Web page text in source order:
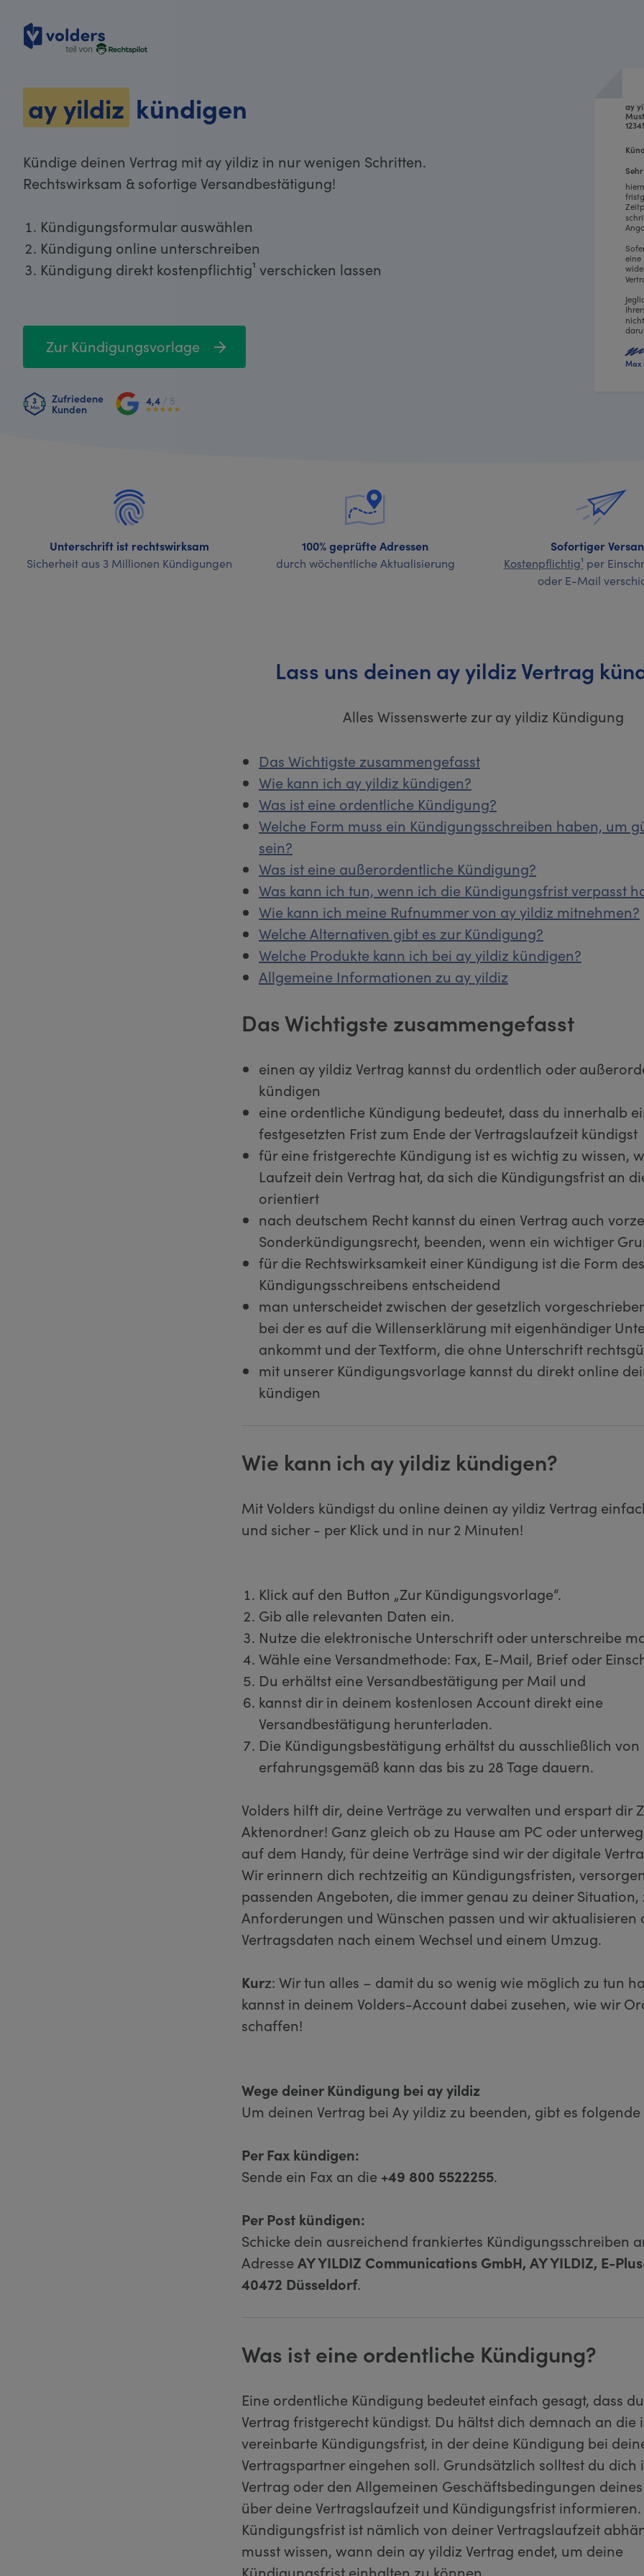
ay yildiz kündigen
Kündige deinen Vertrag mit ay yildiz in nur wenigen Schritten.
Rechtswirksam & sofortige Versandbestätigung!
Kündigungsformular auswählen
Kündigung online unterschreiben
Kündigung direkt kostenpflichtig¹ verschicken lassen
Zur Kündigungsvorlage
Zufriedene
Kunden
4,4 / 5
ay
eine
Max
Unterschrift ist rechtswirksam
Sicherheit aus 3 Millionen Kündigungen
100% geprüfte Adressen
durch wöchentliche Aktualisierung
Sofortiger
Kostenpflichtig¹ per
oder E-Mail
Lass uns deinen ay yildiz Vertrag
Alles Wissenswerte zur ay yildiz Kündigung
Das Wichtigste zusammengefasst
Wie kann ich ay yildiz kündigen?
Was ist eine ordentliche Kündigung?
Welche Form muss ein Kündigungsschreiben haben, um
sein?
Was ist eine außerordentliche Kündigung?
Was kann ich tun, wenn ich die Kündigungsfrist verpasst
Wie kann ich meine Rufnummer von ay yildiz mitnehmen?
Welche Alternativen gibt es zur Kündigung?
Welche Produkte kann ich bei ay yildiz kündigen?
Allgemeine Informationen zu ay yildiz
Das Wichtigste zusammengefasst
einen ay yildiz Vertrag kannst du ordentlich oder
kündigen
eine ordentliche Kündigung bedeutet, dass du innerhalb
festgesetzten Frist zum Ende der Vertragslaufzeit kündigst
für eine fristgerechte Kündigung ist es wichtig zu wissen,
Laufzeit dein Vertrag hat, da sich die Kündigungsfrist an
orientiert
nach deutschem Recht kannst du einen Vertrag auch
Sonderkündigungsrecht, beenden, wenn ein wichtiger
für die Rechtswirksamkeit einer Kündigung ist die Form des
Kündigungsschreibens entscheidend
man unterscheidet zwischen der gesetzlich
bei der es auf die Willenserklärung mit eigenhändiger
ankommt und der Textform, die ohne Unterschrift
mit unserer Kündigungsvorlage kannst du direkt online
kündigen
Wie kann ich ay yildiz kündigen?
Mit Volders kündigst du online deinen ay yildiz Vertrag
und sicher - per Klick und in nur 2 Minuten!
Klick auf den Button „Zur Kündigungsvorlage“.
Gib alle relevanten Daten ein.
Nutze die elektronische Unterschrift oder unterschreibe
Wähle eine Versandmethode: Fax, E-Mail, Brief oder
Du erhältst eine Versandbestätigung per Mail und
kannst dir in deinem kostenlosen Account direkt eine
Versandbestätigung herunterladen.
Die Kündigungsbestätigung erhältst du ausschließlich
erfahrungsgemäß kann das bis zu 28 Tage dauern.
Volders hilft dir, deine Verträge zu verwalten und erspart dir
Aktenordner! Ganz gleich ob zu Hause am PC oder
auf dem Handy, für deine Verträge sind wir der digitale
Wir erinnern dich rechtzeitig an Kündigungsfristen,
passenden Angeboten, die immer genau zu deiner Situation,
Anforderungen und Wünschen passen und wir aktualisieren
Vertragsdaten nach einem Wechsel und einem Umzug.
Kurz: Wir tun alles – damit du so wenig wie möglich zu tun
kannst in deinem Volders-Account dabei zusehen, wie wir
schaffen!
Wege deiner Kündigung bei ay yildiz
Um deinen Vertrag bei Ay yildiz zu beenden, gibt es folgende
Per Fax kündigen:
Sende ein Fax an die +49 800 5522255.
Per Post kündigen:
Schicke dein ausreichend frankiertes Kündigungsschreiben
AdresseAY YILDIZ Communications GmbH, AY YILDIZ, E-
40472 Düsseldorf.
Was ist eine ordentliche Kündigung?
Eine ordentliche Kündigung bedeutet einfach gesagt, dass
Vertrag fristgerecht kündigst. Du hältst dich demnach an die
vereinbarte Kündigungsfrist, in der deine Kündigung bei
Vertragspartner eingehen soll. Grundsätzlich solltest du dich
Vertrag oder den Allgemeinen Geschäftsbedingungen
über deine Vertragslaufzeit und Kündigungsfrist
Kündigungsfrist ist nämlich von deiner Vertragslaufzeit
musst wissen, wann dein ay yildiz Vertrag endet, um deine
Kündigungsfrist einhalten zu können.